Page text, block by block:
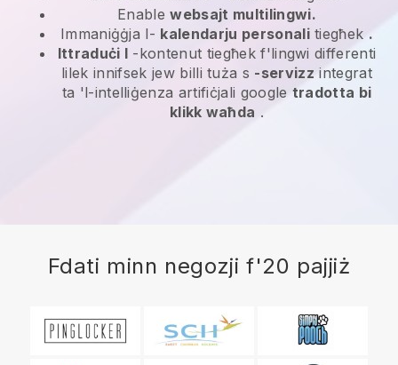
Enablewebsajt multilingwi.
Immaniġġja l- kalendarju personalitiegħek .
Ittraduċi l -kontenut tiegħek f'lingwi differenti
lilek innifsek jew billi tuża s -servizz integrat
ta 'l-intelliġenza artifiċjali google tradotta bi
klikk waħda .
Fdati minn negozji f'20 pajjiż